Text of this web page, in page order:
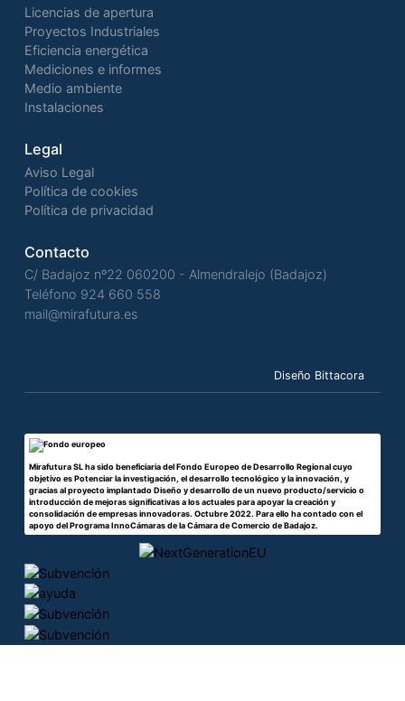
Licencias de apertura
Proyectos Industriales
Eficiencia energética
Mediciones e informes
Medio ambiente
Instalaciones
Legal
Aviso Legal
Política de cookies
Política de privacidad
Contacto
C/ Badajoz nº22 060200 - Almendralejo (Badajoz)
Teléfono 924 660 558
mail@mirafutura.es
Diseño Bittacora
Mirafutura SL ha sido beneficiaria del Fondo Europeo de Desarrollo Regional cuyo
objetivo es Potenciar la investigación, el desarrollo tecnológico y la innovación, y
gracias al proyecto implantado Diseño y desarrollo de un nuevo producto/servicio o
introducción de mejoras significativas a los actuales para apoyar la creación y
consolidación de empresas innovadoras. Octubre 2022. Para ello ha contado con el
apoyo del Programa InnoCámaras de la Cámara de Comercio de Badajoz.